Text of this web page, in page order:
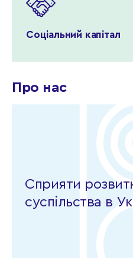
Соціальний капітал
Про нас
Сприяти
суспільства в